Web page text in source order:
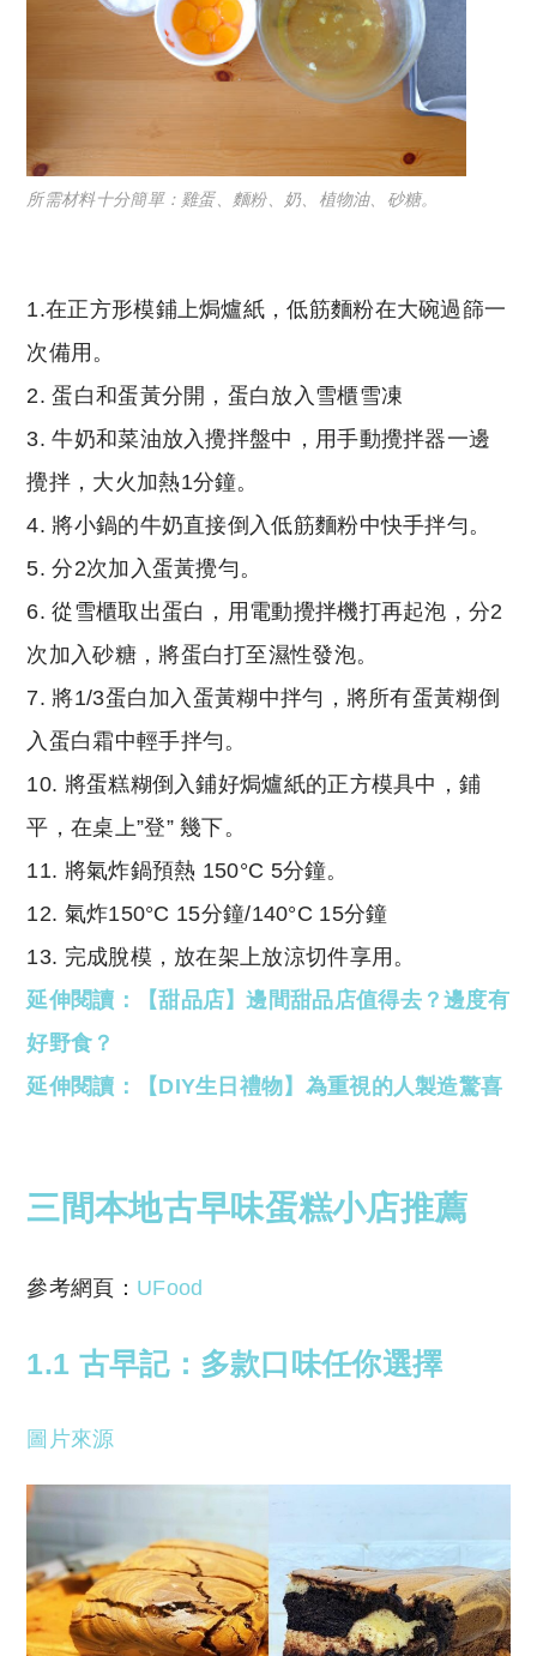
所需材料十分簡單：雞蛋、麵粉、奶、植物油、砂糖。
1.在正方形模鋪上焗爐紙，低筋麵粉在大碗過篩一
次備用。
2. 蛋白和蛋黃分開，蛋白放入雪櫃雪凍
3. 牛奶和菜油放入攪拌盤中，用手動攪拌器一邊
攪拌，大火加熱1分鐘。
4. 將小鍋的牛奶直接倒入低筋麵粉中快手拌勻。
5. 分2次加入蛋黃攪勻。
6. 從雪櫃取出蛋白，用電動攪拌機打再起泡，分2
次加入砂糖，將蛋白打至濕性發泡。
7. 將1/3蛋白加入蛋黃糊中拌勻，將所有蛋黃糊倒
入蛋白霜中輕手拌勻。
10. 將蛋糕糊倒入鋪好焗爐紙的正方模具中，鋪
平，在桌上”登” 幾下。
11. 將氣炸鍋預熱 150°C 5分鐘。
12. 氣炸150°C 15分鐘/140°C 15分鐘
13. 完成脫模，放在架上放涼切件享用。
延伸閱讀：【甜品店】邊間甜品店值得去？邊度有
好野食？
延伸閱讀：【DIY生日禮物】為重視的人製造驚喜
三間本地古早味蛋糕小店推薦
參考網頁： UFood
1.1 古早記：多款口味任你選擇
圖片來源